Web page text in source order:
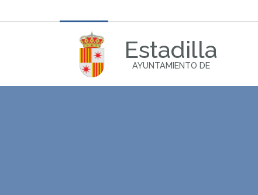
Estadilla
AYUNTAMIENTO DE